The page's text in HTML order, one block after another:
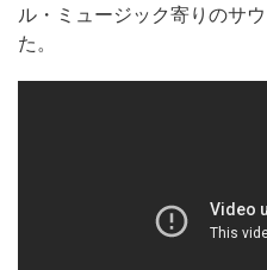
ル・ミュージック寄りのサ
た。